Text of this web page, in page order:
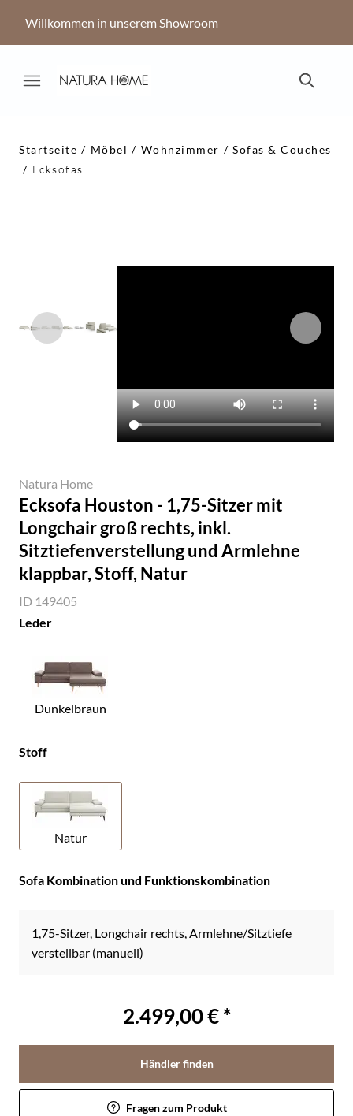
Willkommen in unserem Showroom
Startseite Möbel Wohnzimmer
Sofas & Couches
Ecksofas
Natura Home
Ecksofa Houston - 1,75-Sitzer mit
Longchair groß rechts, inkl.
Sitztiefenverstellung und Armlehne
klappbar, Stoff, Natur
ID 149405
Leder
Dunkelbraun
Stoff
Natur
Sofa Kombination und Funktionskombination
1,75-Sitzer, Longchair rechts, Armlehne/Sitztiefe
verstellbar (manuell)
2.499,00 € *
Händler finden
Fragen zum Produkt